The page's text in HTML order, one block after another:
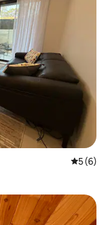
平均评分
5 (6)